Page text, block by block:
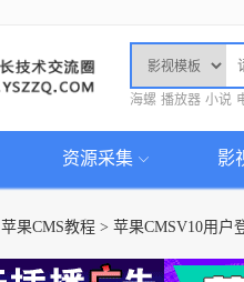
海螺 播放器 小说
资源采集 影
苹果CMS教程 > 苹果CMSV10用户